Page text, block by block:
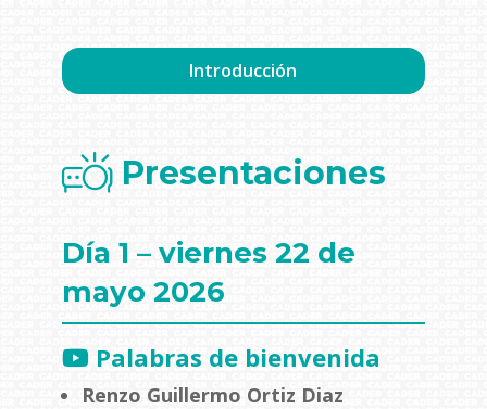
Introducción
Presentaciones
Día 1 – viernes 22 de
mayo 2026
Palabras de bienvenida
Renzo Guillermo Ortiz Diaz